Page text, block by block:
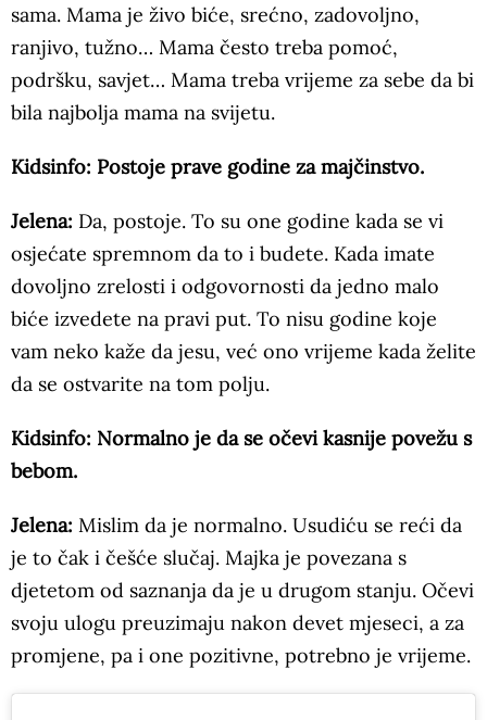
sama. Mama je živo biće, srećno, zadovoljno,
ranjivo, tužno… Mama često treba pomoć,
podršku, savjet… Mama treba vrijeme za sebe da bi
bila najbolja mama na svijetu.
Kidsinfo: Postoje prave godine za majčinstvo.
Jelena: Da, postoje. To su one godine kada se vi
osjećate spremnom da to i budete. Kada imate
dovoljno zrelosti i odgovornosti da jedno malo
biće izvedete na pravi put. To nisu godine koje
vam neko kaže da jesu, već ono vrijeme kada želite
da se ostvarite na tom polju.
Kidsinfo: Normalno je da se očevi kasnije povežu s
bebom.
Jelena: Mislim da je normalno. Usudiću se reći da
je to čak i češće slučaj. Majka je povezana s
djetetom od saznanja da je u drugom stanju. Očevi
svoju ulogu preuzimaju nakon devet mjeseci, a za
promjene, pa i one pozitivne, potrebno je vrijeme.